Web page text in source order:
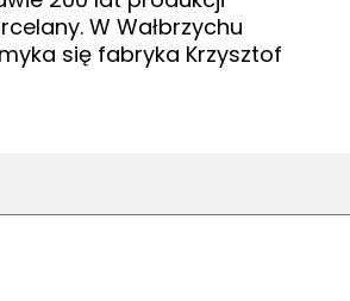
W Wałbrzychu
się fabryka Krzysztof